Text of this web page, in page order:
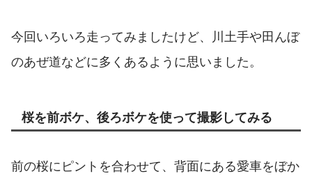
今回いろいろ走ってみましたけど、川土手や田んぼ
のあぜ道などに多くあるように思いました。
桜を前ボケ、後ろボケを使って撮影してみる
前の桜にピントを合わせて、背面にある愛車をぼか